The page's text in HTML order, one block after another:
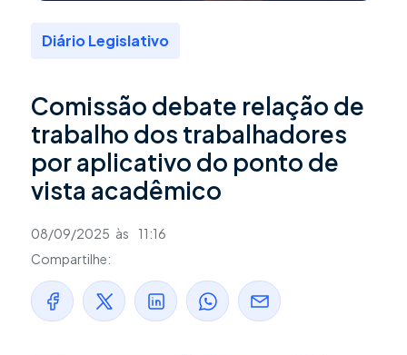
Diário Legislativo
Comissão debate relação de
trabalho dos trabalhadores
por aplicativo do ponto de
vista acadêmico
08/09/2025 às
11:16
Compartilhe: